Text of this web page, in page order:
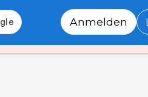
Anmelden